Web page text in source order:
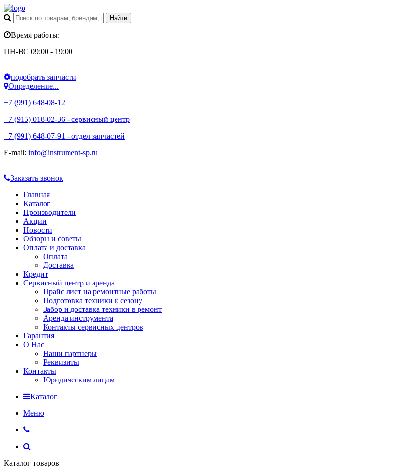
Время работы:
ПН-ВС 09:00 - 19:00
подобрать запчасти
Определение...
+7 (991) 648-08-12
+7 (915) 018-02-36 - сервисный центр
+7 (991) 648-07-91 - отдел запчастей
E-mail: info@instrument-sp.ru
Заказать звонок
Главная
Каталог
Производители
Акции
Новости
Обзоры и советы
Оплата и доставка
Оплата
Доставка
Кредит
Сервисный центр и аренда
Прайс лист на ремонтные работы
Подготовка техники к сезону
Забор и доставка техники в ремонт
Аренда инструмента
Контакты сервисных центров
Гарантия
О Нас
Наши партнеры
Реквизиты
Контакты
Юридическим лицам
Каталог
Меню
Каталог товаров